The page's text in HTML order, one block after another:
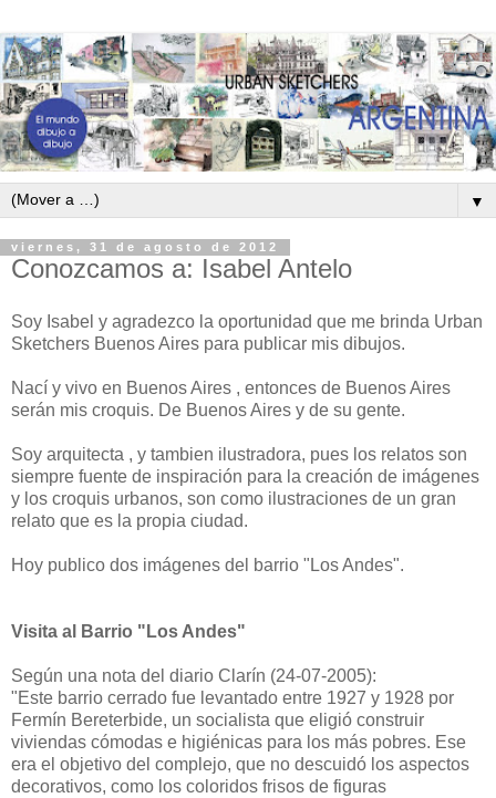
▼
viernes, 31 de agosto de 2012
Conozcamos a: Isabel Antelo
Soy Isabel y agradezco la oportunidad que me brinda Urban
Sketchers Buenos Aires para publicar mis dibujos.
Nací y vivo en Buenos Aires , entonces de Buenos Aires
serán mis croquis. De Buenos Aires y de su gente.
Soy arquitecta , y tambien ilustradora, pues los relatos son
siempre fuente de inspiración para la creación de imágenes
y los croquis urbanos, son como ilustraciones de un gran
relato que es la propia ciudad.
Hoy publico dos imágenes del barrio "Los Andes".
Visita al Barrio "Los Andes"
Según una nota del diario Clarín (24-07-2005):
"Este barrio cerrado fue levantado entre 1927 y 1928 por
Fermín Bereterbide, un socialista que eligió construir
viviendas cómodas e higiénicas para los más pobres. Ese
era el objetivo del complejo, que no descuidó los aspectos
decorativos, como los coloridos frisos de figuras